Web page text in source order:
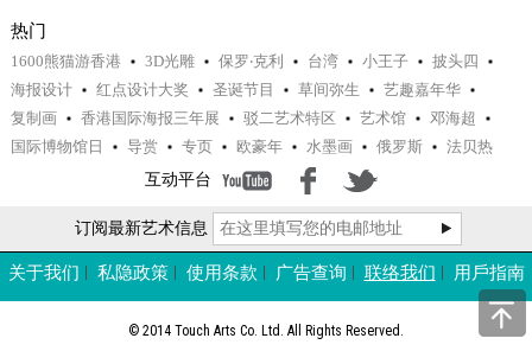
热门
1600熊猫游香港 3D光雕 保罗‧克利 台湾 小王子
披头四
海报设计
红点设计大奖 圣诞节目 草间弥生
艺趣嘉年华
复制画
香港国际海报三年展 驳二艺术特区 艺术馆
邓海超
国际博物馆日
导赏 专页 欧豪年 水墨画 俄罗斯
法贝热
互动平台
订阅最新艺术信息
关于我们 私隐政策 使用条款 广告查询 联络我们 用戶指南
© 2014 Touch Arts Co. Ltd. All Rights Reserved.